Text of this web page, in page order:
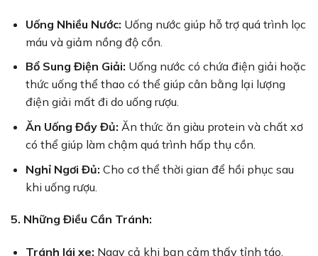
Uống Nhiều Nước: Uống nước giúp hỗ trợ quá trình lọc
máu và giảm nồng độ cồn.
Bổ Sung Điện Giải: Uống nước có chứa điện giải hoặc
thức uống thể thao có thể giúp cân bằng lại lượng
điện giải mất đi do uống rượu.
Ăn Uống Đầy Đủ: Ăn thức ăn giàu protein và chất xơ
có thể giúp làm chậm quá trình hấp thụ cồn.
Nghỉ Ngơi Đủ: Cho cơ thể thời gian để hồi phục sau
khi uống rượu.
5. Những Điều Cần Tránh:
Tránh lái xe: Ngay cả khi bạn cảm thấy tỉnh táo,